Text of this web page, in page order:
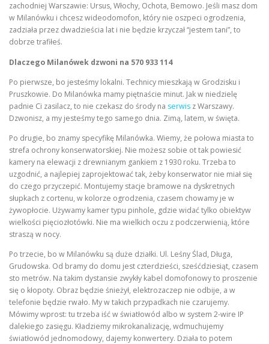
zachodniej Warszawie: Ursus, Włochy, Ochota, Bemowo. Jeśli masz dom
w Milanówku i chcesz wideodomofon, który nie oszpeci ogrodzenia,
zadziała przez dwadzieścia lat i nie będzie krzyczał “jestem tani”, to
dobrze trafiłeś.
Dlaczego Milanówek dzwoni na 570 933 114
Po pierwsze, bo jesteśmy lokalni. Technicy mieszkają w Grodzisku i
Pruszkowie. Do Milanówka mamy piętnaście minut. Jak w niedzielę
padnie Ci zasilacz, to nie czekasz do środy na serwis z Warszawy.
Dzwonisz, a my jesteśmy tego samego dnia. Zimą, latem, w święta.
Po drugie, bo znamy specyfikę Milanówka. Wiemy, że połowa miasta to
strefa ochrony konserwatorskiej. Nie możesz sobie ot tak powiesić
kamery na elewacji z drewnianym gankiem z 1930 roku. Trzeba to
uzgodnić, a najlepiej zaprojektować tak, żeby konserwator nie miał się
do czego przyczepić. Montujemy stacje bramowe na dyskretnych
słupkach z cortenu, w kolorze ogrodzenia, czasem chowamy je w
żywopłocie. Używamy kamer typu pinhole, gdzie widać tylko obiektyw
wielkości pięciozłotówki. Nie ma wielkich oczu z podczerwienią, które
straszą w nocy.
Po trzecie, bo w Milanówku są duże działki. Ul. Leśny Ślad, Długa,
Grudowska. Od bramy do domu jest czterdzieści, sześćdziesiąt, czasem
sto metrów. Na takim dystansie zwykły kabel domofonowy to proszenie
się o kłopoty. Obraz będzie śnieżył, elektrozaczep nie odbije, a w
telefonie będzie rwało. My w takich przypadkach nie czarujemy.
Mówimy wprost: tu trzeba iść w światłowód albo w system 2-wire IP
dalekiego zasięgu. Kładziemy mikrokanalizację, wdmuchujemy
światłowód jednomodowy, dajemy konwertery. Działa to potem